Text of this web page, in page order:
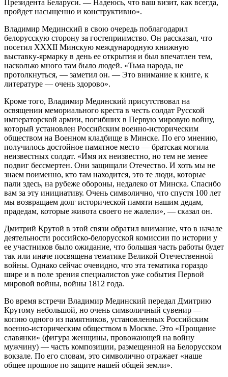
Президента Беларуси. — Надеюсь, что ваш визит, как всегда,
пройдет насыщенно и конструктивно».
Владимир Мединский в свою очередь поблагодарил
белорусскую сторону за гостеприимство. Он рассказал, что
посетил XXXII Минскую международную книжную
выставку-ярмарку в день ее открытия и был впечатлен тем,
насколько много там было людей. «Тьма народа, не
протолкнуться, — заметил он. — Это внимание к книге, к
литературе — очень здорово».
Кроме того, Владимир Мединский присутствовал на
освящении мемориального креста в честь солдат Русской
императорской армии, погибших в Первую мировую войну,
который установлен Российским военно-историческим
обществом на Военном кладбище в Минске. По его мнению,
получилось достойное памятное место — братская могила
неизвестных солдат. «Имя их неизвестно, но тем не менее
подвиг бессмертен. Они защищали Отечество. И хоть мы не
знаем поименно, кто там находится, это те люди, которые
пали здесь, на рубеже обороны, недалеко от Минска. Спасибо
вам за эту инициативу. Очень символично, что спустя 100 лет
мы возвращаем долг исторической памяти нашим дедам,
прадедам, которые живота своего не жалели», — сказал он.
Дмитрий Крутой в этой связи обратил внимание, что в начале
деятельности российско-белорусской комиссии по истории у
ее участников было ожидание, что большая часть работы будет
так или иначе посвящена тематике Великой Отечественной
войны. Однако сейчас очевидно, что эта тематика гораздо
шире и в поле зрения специалистов уже события Первой
мировой войны, войны 1812 года.
Во время встречи Владимир Мединский передал Дмитрию
Крутому небольшой, но очень символичный сувенир —
копию одного из памятников, установленных Российским
военно-историческим обществом в Москве. Это «Прощание
славянки» (фигура женщины, провожающей на войну
мужчину) — часть композиции, размещенной на Белорусском
вокзале. По его словам, это символично отражает «наше
общее прошлое по защите нашей общей земли».